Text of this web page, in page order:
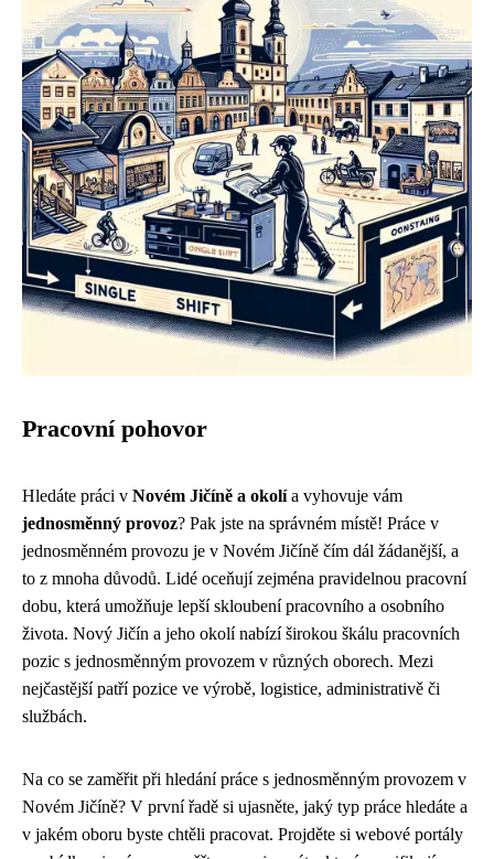
Pracovní pohovor
Hledáte práci v Novém Jičíně a okolía vyhovuje vám
jednosměnný provoz? Pak jste na správném místě! Práce v
jednosměnném provozu je v Novém Jičíně čím dál žádanější, a
to z mnoha důvodů. Lidé oceňují zejména pravidelnou pracovní
dobu, která umožňuje lepší skloubení pracovního a osobního
života. Nový Jičín a jeho okolí nabízí širokou škálu pracovních
pozic s jednosměnným provozem v různých oborech. Mezi
nejčastější patří pozice ve výrobě, logistice, administrativě či
službách.
Na co se zaměřit při hledání práce s jednosměnným provozem v
Novém Jičíně? V první řadě si ujasněte, jaký typ práce hledáte a
v jakém oboru byste chtěli pracovat. Projděte si webové portály